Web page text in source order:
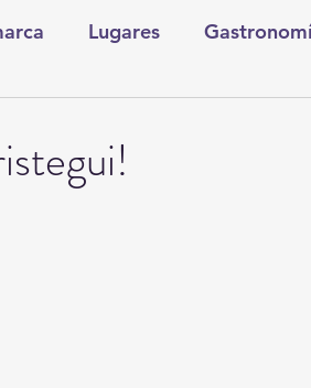
Lugares